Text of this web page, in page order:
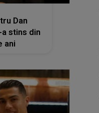
Dan
stins din
ani